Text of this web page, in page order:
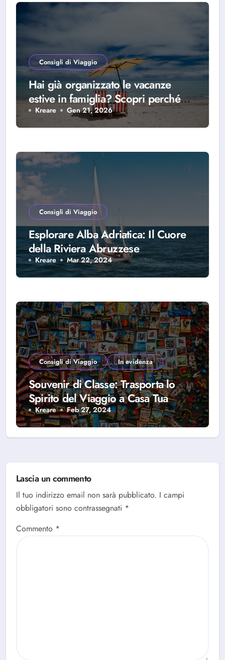
Consigli di Viaggio
Hai già organizzato le vacanze
estive in famiglia? Scopri perché
scegliere Alba Adriatica
Kreare Gen 21, 2026
Consigli di Viaggio
Esplorare Alba Adriatica: Il Cuore
della Riviera Abruzzese
Kreare Mar 22, 2024
Consigli di Viaggio In evidenza
Souvenir di Classe: Trasporta lo
Spirito del Viaggio a Casa Tua
Kreare Feb 27, 2024
Lascia un commento
Il tuo indirizzo email non sarà pubblicato. I campi
obbligatori sono contrassegnati *
Commento *